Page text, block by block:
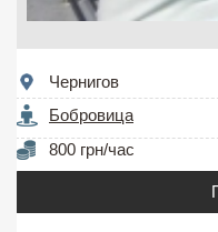
Чернигов
Бобровица
800 грн/час